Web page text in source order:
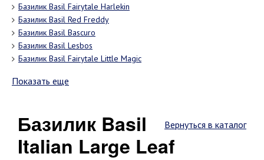
Базилик Basil Fairytale Harlekin
Базилик Basil Red Freddy
Базилик Basil Bascuro
Базилик Basil Lesbos
Базилик Basil Fairytale Little Magic
Показать еще
Вернуться в каталог
Базилик Basil
Italian Large Leaf